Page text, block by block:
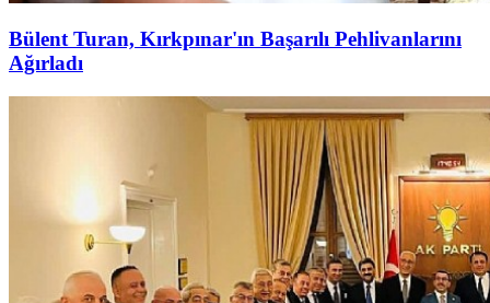
Bülent Turan, Kırkpınar'ın Başarılı Pehlivanlarını
Ağırladı